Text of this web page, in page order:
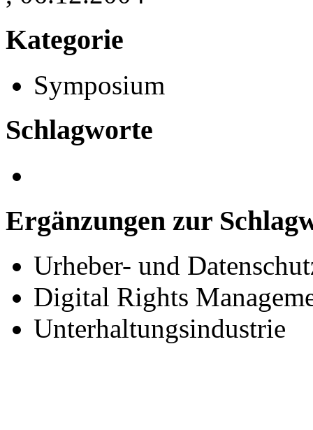
Kategorie
Symposium
Schlagworte
Ergänzungen zur
Urheber- und
Digital Rights
Unterhaltungsindustrie